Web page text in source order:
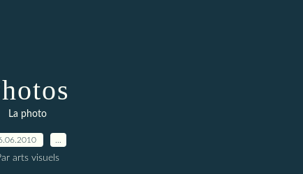
La photo
arts visuels